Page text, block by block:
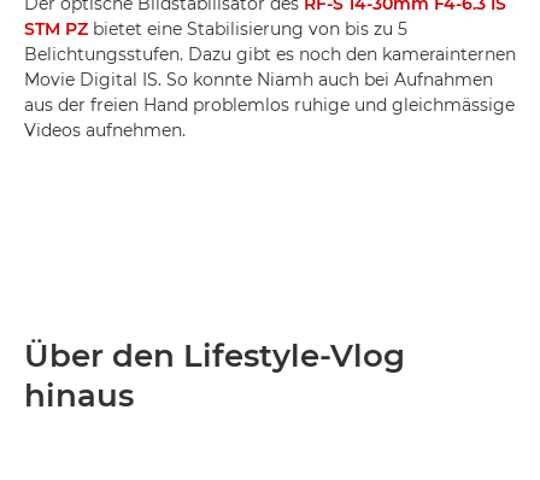
STM PZ bietet eine Stabilisierung von bis zu 5
Belichtungsstufen. Dazu gibt es noch den kamerainternen
Movie Digital IS. So konnte Niamh auch bei Aufnahmen
aus der freien Hand problemlos ruhige und gleichmässige
Videos aufnehmen.
Über den Lifestyle-Vlog
hinaus